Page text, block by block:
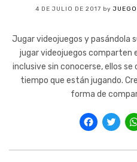
4 DE JULIO DE 2017 by
Jugar videojuegos y pasándola
jugar videojuegos comparten
inclusive sin conocerse, ellos
tiempo que están jugando.
forma de